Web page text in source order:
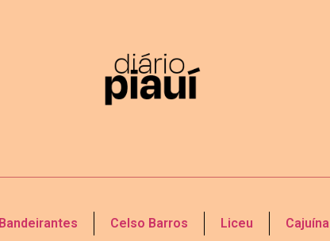
Bandeirantes Celso Barros Liceu Cajuína